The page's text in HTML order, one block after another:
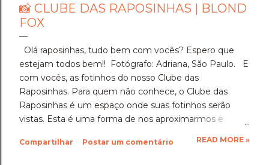
📸 CLUBE DAS RAPOSINHAS | BLOND
FOX
Olá raposinhas, tudo bem com vocês? Espero que
estejam todos bem!! Fotógrafo: Adriana, São Paulo. E
com vocês, as fotinhos do nosso Clube das
Raposinhas. Para quem não conhece, o Clube das
Raposinhas é um espaço onde suas fotinhos serão
vistas. Esta é uma forma de nos aproximarmos e
basta enviar suas fotinhos para o nosso e-mail
Compartilhar Postar um comentário READ MORE »